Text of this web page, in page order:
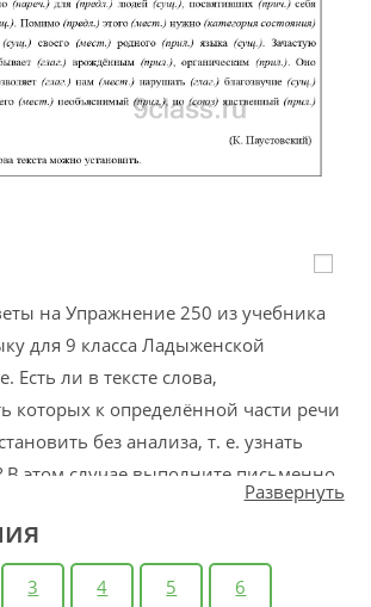
Развернуть
на Упражнение 250 из учебника
для 9 класса Ладыженской
Есть ли в тексте слова,
которых к определённой части речи
без анализа, т. е. узнать
В этом случае выполните письменно
разбор таких слов.
3 4 5 6